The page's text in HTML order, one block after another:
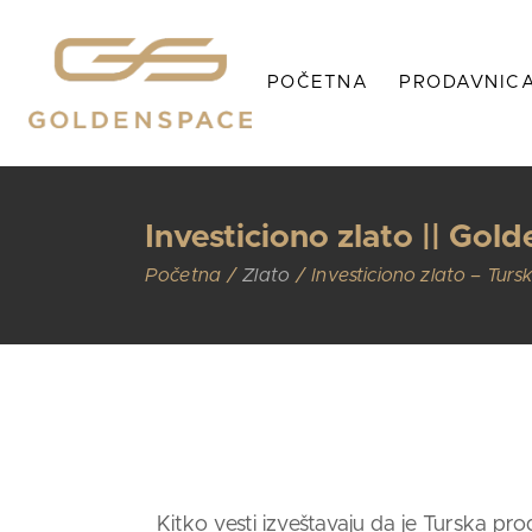
POČETNA
Prodavnica Zlata
Prodavnica
Investiciono zlato ||
Početna Zlato Investiciono zlato –
Kitko vesti izveštavaju da je Turska